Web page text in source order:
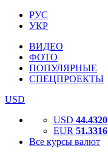
РУС
УКР
ВИДЕО
ФОТО
ПОПУЛЯРНЫЕ
СПЕЦПРОЕКТЫ
USD
USD 44.4320
EUR 51.3316
Все курсы валют